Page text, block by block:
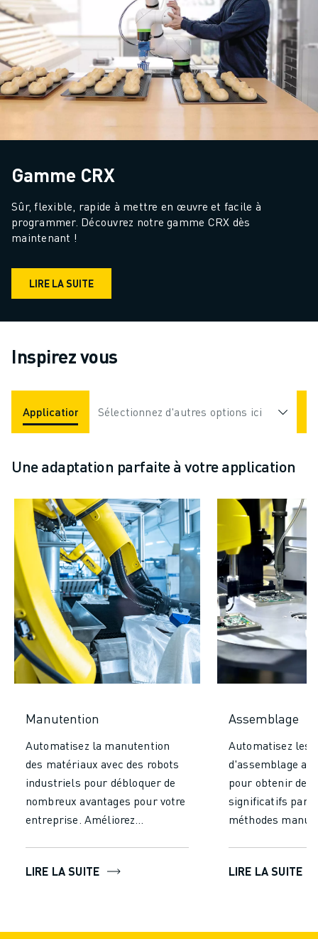
Gamme CRX
Sûr, flexible, rapide à mettre en œuvre et facile à
programmer. Découvrez notre gamme CRX dès
maintenant !
LIRE LA SUITE
Inspirez vous
Applications Industries
Sélectionnez d'autres options ici
Une adaptation parfaite à votre application
Manutention
Automatisez la manutention
des matériaux avec des robots
industriels pour débloquer de
nombreux avantages pour votre
entreprise. Améliorez
en réduisant le temps et les
les robots fonctionner en
LIRE LA SUITE
Assemblage
Automatisez les
d'assemblage
pour obtenir des
significatifs par
méthodes
erreurs et en
production en
LIRE LA SUITE